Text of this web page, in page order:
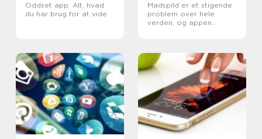
Oddset app: Alt, hvad
du har brug for at vide
Madspild er et stigende
problem over hele
verden, og appen